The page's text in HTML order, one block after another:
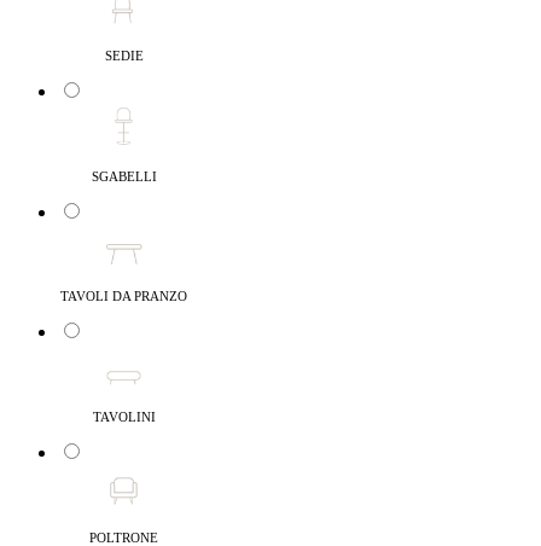
SEDIE
SGABELLI
TAVOLI DA PRANZO
TAVOLINI
POLTRONE